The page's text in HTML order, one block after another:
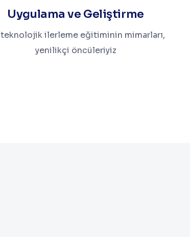
Uygulama ve Geliştirme
teknolojik ilerleme eğitiminin mimarları,
yenilikçi öncüleriyiz